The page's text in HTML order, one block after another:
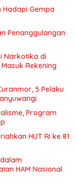
Gempa
Penanggulangan
Narkotika di
Rekening
5 Pelaku
Program
HUT RI ke 81
HAM Nasional